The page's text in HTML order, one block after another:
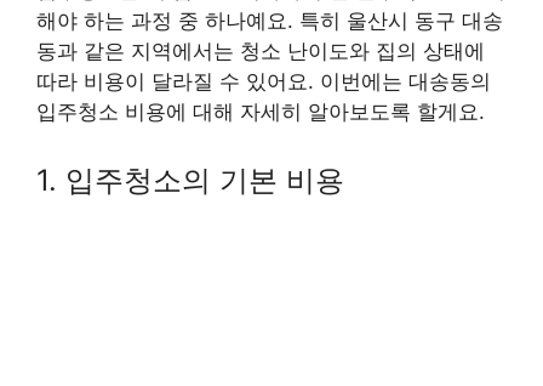
해야 하는 과정 중 하나예요. 특히 울산시 동구 대송
동과 같은 지역에서는 청소 난이도와 집의 상태에
따라 비용이 달라질 수 있어요. 이번에는 대송동의
입주청소 비용에 대해 자세히 알아보도록 할게요.
1. 입주청소의 기본 비용